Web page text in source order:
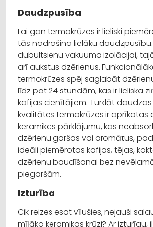
Daudzpusība
Lai gan termokrūzes ir lieliski
tās nodrošina lielāku
dubultsienu vakuuma izolācijai,
arī aukstus dzērienus.
termokrūzes spēj saglabāt
līdz pat 24 stundām, kas ir lieliska
kafijas cienītājiem. Turklāt
kvalitātes termokrūzes ir aprīkotas
keramikas pārklājumu, kas
dzērienu garšas vai aromātus,
ideāli piemērotas kafijas, tējas,
dzērienu baudīšanai bez
piegaršām.
Izturība
Cik reizes esat vīlušies, nejauši
mīļāko keramikas krūzi? Ar izturīgu,